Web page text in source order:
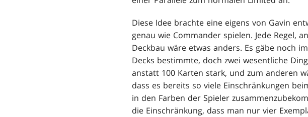
Diese Idee brachte eine eigens von Gavin
genau wie Commander spielen. Jede Regel,
Deckbau wäre etwas anders. Es gäbe noch
Decks bestimmte, doch zwei wesentliche
anstatt 100 Karten stark, und zum anderen
dass es bereits so viele Einschränkungen
in den Farben der Spieler
die Einschränkung, dass man nur vier